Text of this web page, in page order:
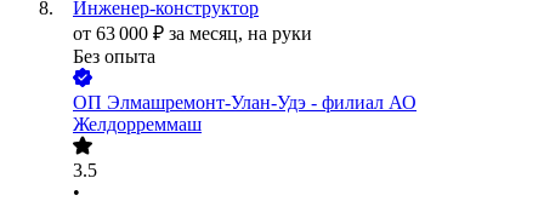
Инженер-конструктор
от 63 000 ₽ за месяц, на руки
Без опыта
ОП Элмашремонт-Улан-Удэ - филиал АО
Желдорреммаш
3.5
•